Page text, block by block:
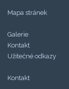
Mapa stránek
Galerie
Kontakt
Užitečné odkazy
Kontakt